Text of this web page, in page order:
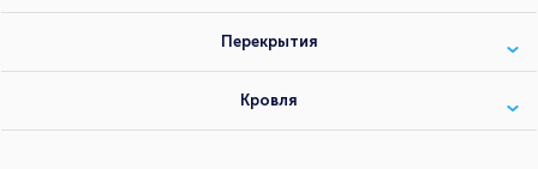
Перекрытия
Кровля